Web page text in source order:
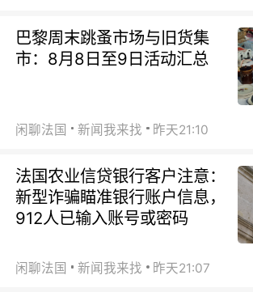
巴黎周末跳蚤市场与旧货集
市：8月8日至9日活动汇总
闲聊法国 新闻我来找 昨天21:10
法国农业信贷银行客户注意：
新型诈骗瞄准银行账户信息，
912人已输入账号或密码
闲聊法国 新闻我来找 昨天21:07